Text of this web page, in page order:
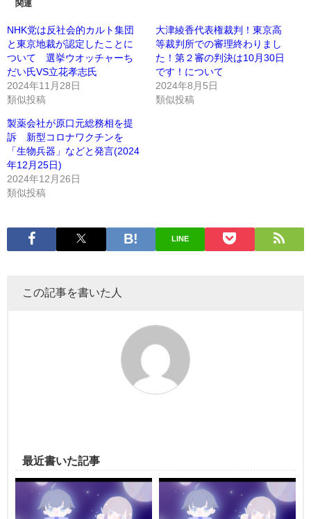
関連
NHK党は反社会的カルト集団
と東京地裁が認定したことに
ついて 選挙ウオッチャーち
だい氏VS立花孝志氏
2024年11月28日
類似投稿
大津綾香代表権裁判！東京高
等裁判所での審理終わりまし
た！第２審の判決は10月30日
です！について
2024年8月5日
類似投稿
製薬会社が原口元総務相を提
訴 新型コロナワクチンを
「生物兵器」などと発言(2024
年12月25日)
2024年12月26日
類似投稿
LINE
この記事を書いた人
最近書いた記事